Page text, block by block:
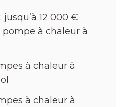
jusqu’à 12 000 €
pompe à chaleur à
à chaleur à
à chaleur à